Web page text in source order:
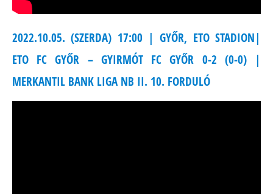
2022.10.05. (SZERDA) 17:00 | GYŐR, ETO STADION|
ETO FC GYŐR – GYIRMÓT FC GYŐR 0-2 (0-0) |
MERKANTIL BANK LIGA NB II. 10. FORDULÓ